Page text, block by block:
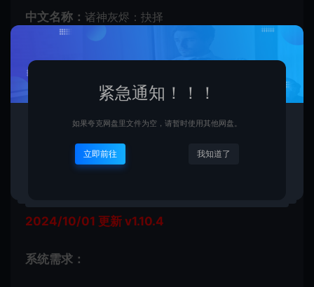
中文名称： 诸神灰烬：抉择
Ash of Gods The Way
游戏类型：独立, 策略
AurumDust
发行日期：2023 年 4 月 27 日
2024/10/01 更新 v1.10.4
系统需求：
紧急通知！！！
如果夸克网盘里文件为空，请暂时使用其他网盘。
立即前往 我知道了